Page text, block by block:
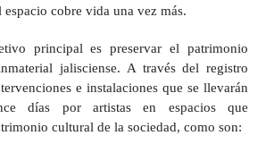
cobre vida una vez más.
principal es preservar el patrimonio
jalisciense. A través del registro
e instalaciones que se llevarán
días por artistas en espacios que
cultural de la sociedad, como son: